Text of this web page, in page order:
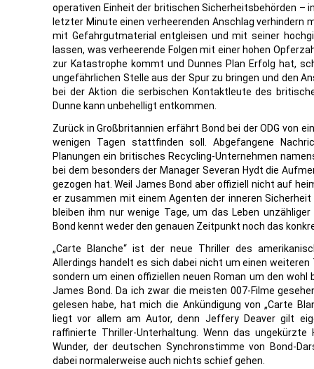
operativen Einheit der britischen Sicherheitsbehörden –
letzter Minute einen verheerenden Anschlag verhindern
mit Gefahrgutmaterial entgleisen und mit seiner
lassen, was verheerende Folgen mit einer hohen
zur Katastrophe kommt und Dunnes Plan Erfolg hat,
ungefährlichen Stelle aus der Spur zu bringen und den
bei der Aktion die serbischen Kontaktleute des
Dunne kann unbehelligt entkommen.
Zurück in Großbritannien erfährt Bond bei der ODG von
wenigen Tagen stattfinden soll. Abgefangene
Planungen ein britisches Recycling-Unternehmen
bei dem besonders der Manager Severan Hydt die
gezogen hat. Weil James Bond aber offiziell nicht auf
er zusammen mit einem Agenten der inneren
bleiben ihm nur wenige Tage, um das Leben
Bond kennt weder den genauen Zeitpunkt noch das
„Carte Blanche“ ist der neue Thriller des
Allerdings handelt es sich dabei nicht um einen weiteren
sondern um einen offiziellen neuen Roman um den
James Bond. Da ich zwar die meisten 007-Filme
gelesen habe, hat mich die Ankündigung von „Carte
liegt vor allem am Autor, denn Jeffery Deaver gilt
raffinierte Thriller-Unterhaltung. Wenn das
Wunder, der deutschen Synchronstimme von Bond-
dabei normalerweise auch nichts schief gehen.